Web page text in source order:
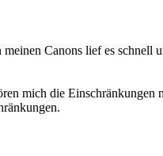
Canons lief es schnell
mich die Einschränkungen